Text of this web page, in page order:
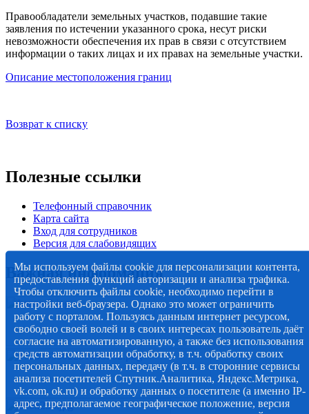
Правообладатели земельных участков, подавшие такие
заявления по истечении указанного срока, несут риски
невозможности обеспечения их прав в связи с отсутствием
информации о таких лицах и их правах на земельные участки.
Описание местоположения границ
Возврат к списку
Полезные ссылки
Телефонный справочник
Карта сайта
Вход для сотрудников
Версия для слабовидящих
Важная информация
Мы используем файлы cookie для персонализации контента,
предоставления функций авторизации и анализа трафика.
Чтобы отключить файлы cookie, необходимо перейти в
настройки веб-браузера. Однако это может ограничить
работу с порталом. Пользуясь данным интернет ресурсом,
свободно своей волей и в своих интересах пользователь даёт
согласие на автоматизированную, а также без использования
средств автоматизации обработку, в т.ч. обработку своих
персональных данных, передачу (в т.ч. в сторонние сервисы
анализа посетителей Спутник.Аналитика, Яндекс.Метрика,
vk.com, ok.ru) и обработку данных о посетителе (а именно IP-
адрес, предполагаемое географическое положение, версия